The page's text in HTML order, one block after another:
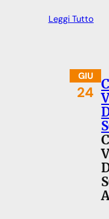
Leggi Tutto
GIU
24